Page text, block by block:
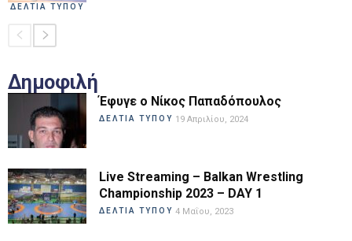
ΔΕΛΤΙΑ ΤΥΠΟΥ
Δημοφιλή
Έφυγε ο Νίκος Παπαδόπουλος
ΔΕΛΤΙΑ ΤΥΠΟΥ 19 Απριλίου, 2024
Live Streaming – Balkan Wrestling
Championship 2023 – DAY 1
ΔΕΛΤΙΑ ΤΥΠΟΥ 4 Μαΐου, 2023